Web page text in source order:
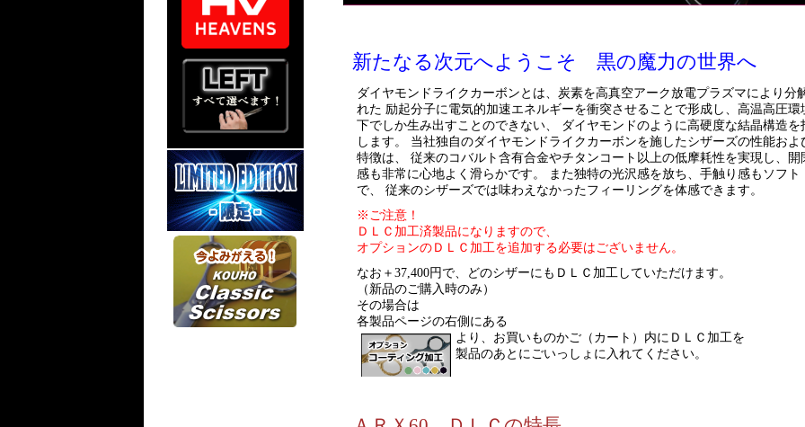
新たなる次元へようこそ 黒の魔力の世界へ
ダイヤモンドライクカーボンとは、炭素を高真空アーク放電プラズマにより分
れた 励起分子に電気的加速エネルギーを衝突させることで形成し、高温高圧環
下でしか生み出すことのできない、 ダイヤモンドのように高硬度な結晶構造を
します。 当社独自のダイヤモンドライクカーボンを施したシザーズの性能およ
特徴は、 従来のコバルト含有合金やチタンコート以上の低摩耗性を実現し、開
感も非常に心地よく滑らかです。 また独特の光沢感を放ち、手触り感もソフト
で、 従来のシザーズでは味わえなかったフィーリングを体感できます。
※ご注意！
ＤＬＣ加工済製品になりますので、
オプションのＤＬＣ加工を追加する必要はございません。
なお＋37,400円で、どのシザーにもＤＬＣ加工していただけます。
（新品のご購入時のみ）
その場合は
各製品ページの右側にある
より、お買いものかご（カート）内にＤＬＣ加工を
製品のあとにごいっしょに入れてください。